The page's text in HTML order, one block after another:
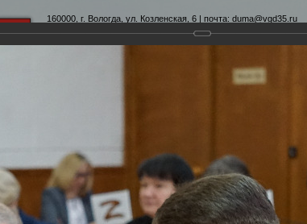
160000, г. Вологда, ул. Козленская, 6 | почта: duma@vgd35.ru
График приема Контакты Депутатские